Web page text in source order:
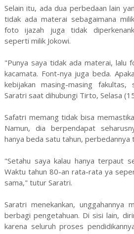
Selain itu, ada dua perbedaan lain
tidak ada materai sebagaimana
foto ijazah juga tidak
seperti milik Jokowi.
"Punya saya tidak ada materai, lalu
kacamata. Font-nya juga beda.
kebijakan masing-masing
Saratri saat dihubungi Tirto, Selasa
Safatri memang tidak bisa
Namun, dia berpendapat
hanya beda satu tahun, perbedannya
"Setahu saya kalau hanya terpaut
Waktu tahun 80-an rata-rata ya
sama," tutur Saratri.
Saratri menekankan, unggahannya
berbagi pengetahuan. Di sisi lain,
karena seluruh proses